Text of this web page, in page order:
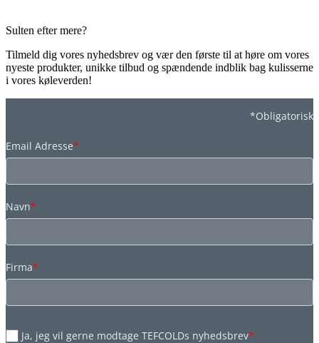
Sulten efter mere?
Tilmeld dig vores nyhedsbrev og vær den første til at høre om vores
nyeste produkter, unikke tilbud og spændende indblik bag kulisserne
i vores køleverden!
*Obligatorisk
Email Adresse*
Navn*
Firma*
Ja, jeg vil gerne modtage TEFCOLDs nyhedsbrev*